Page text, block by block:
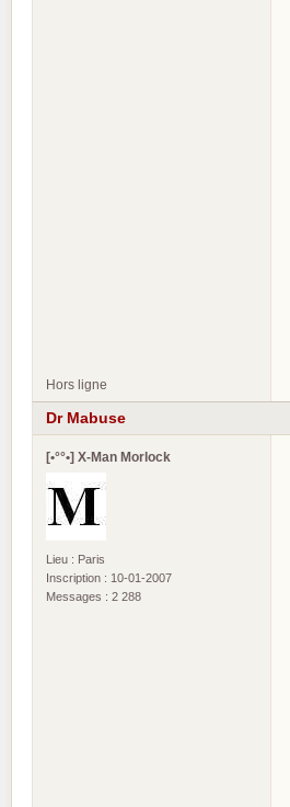
Hors ligne
Dr Mabuse
[•°°•] X-Man Morlock
Lieu : Paris
Inscription : 10-01-2007
Messages : 2 288